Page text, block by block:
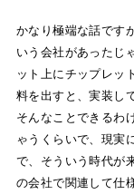
かなり極端な話です
いう会社があったじ
ット上にチップレッ
料を出すと、実装し
そんなことできるわ
ゃうくらいで、現実
で、そういう時代が
の会社で関連して仕